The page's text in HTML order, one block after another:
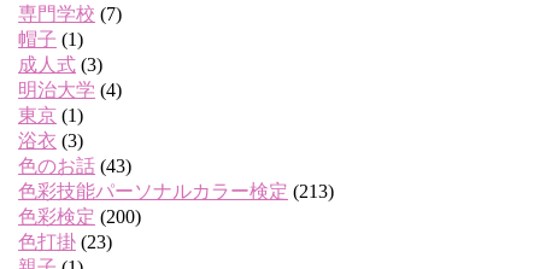
専門学校 (7)
帽子 (1)
成人式 (3)
明治大学 (4)
東京 (1)
浴衣 (3)
色のお話 (43)
色彩技能パーソナルカラー検定 (213)
色彩検定 (200)
色打掛 (23)